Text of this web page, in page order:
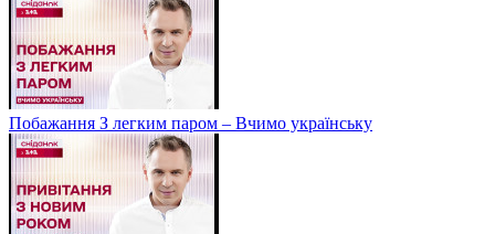
Побажання З легким паром – Вчимо українську